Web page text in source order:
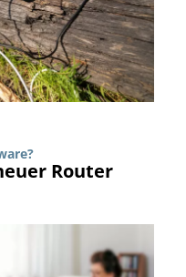
Router